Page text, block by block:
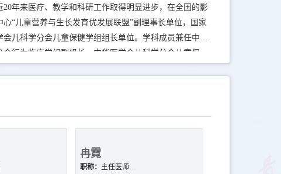
年来医疗、教学和科研工作取得明显进步，在全国的影
“儿童营养与生长发育优发展联盟”副理事长单位，国家
儿科学分会儿童保健学组组长单位。学科成员兼任中国
行为临床学组副组长，中华医学会儿科学分会儿童保
冉霓
职称： 主任医师，